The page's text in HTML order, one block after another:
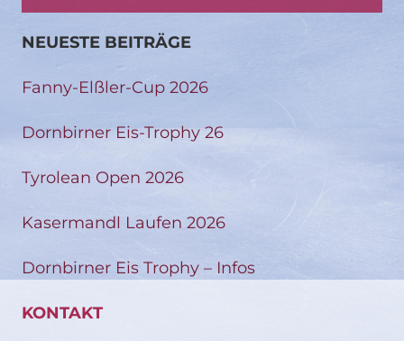
NEUESTE BEITRÄGE
Fanny-Elßler-Cup 2026
Dornbirner Eis-Trophy 26
Tyrolean Open 2026
Kasermandl Laufen 2026
Dornbirner Eis Trophy – Infos
KONTAKT